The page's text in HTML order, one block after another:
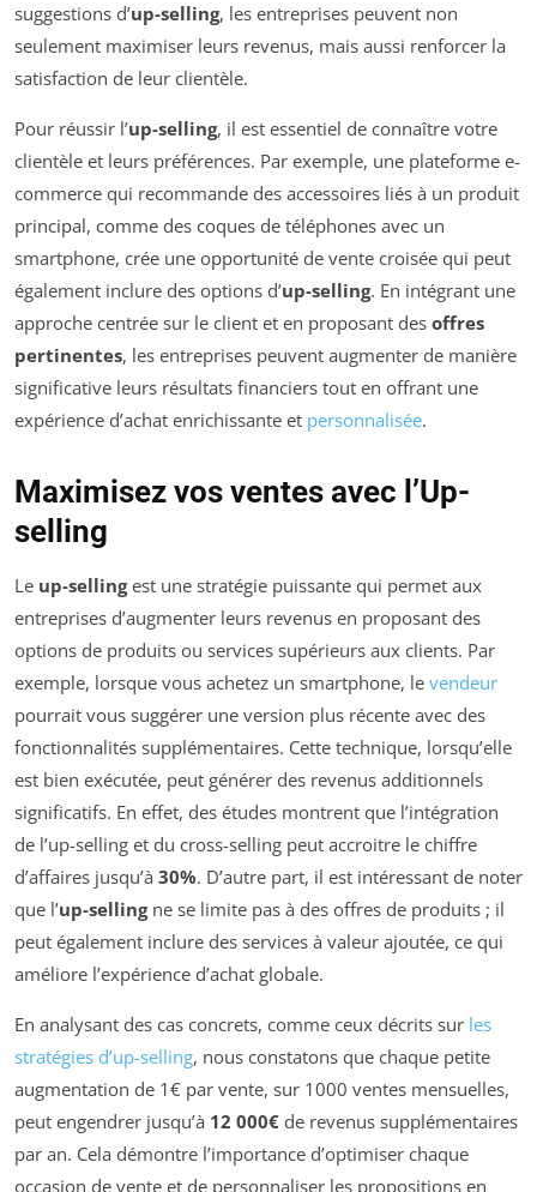
suggestions d’up-selling, les entreprises peuvent non
seulement maximiser leurs revenus, mais aussi renforcer la
satisfaction de leur clientèle.
Pour réussir l’up-selling, il est essentiel de connaître votre
clientèle et leurs préférences. Par exemple, une plateforme e-
commerce qui recommande des accessoires liés à un produit
principal, comme des coques de téléphones avec un
smartphone, crée une opportunité de vente croisée qui peut
également inclure des options d’up-selling. En intégrant une
approche centrée sur le client et en proposant des offres
pertinentes, les entreprises peuvent augmenter de manière
significative leurs résultats financiers tout en offrant une
expérience d’achat enrichissante et personnalisée.
Maximisez vos ventes avec l’Up-
selling
Le up-sellingest une stratégie puissante qui permet aux
entreprises d’augmenter leurs revenus en proposant des
options de produits ou services supérieurs aux clients. Par
exemple, lorsque vous achetez un smartphone, le vendeur
pourrait vous suggérer une version plus récente avec des
fonctionnalités supplémentaires. Cette technique, lorsqu’elle
est bien exécutée, peut générer des revenus additionnels
significatifs. En effet, des études montrent que l’intégration
de l’up-selling et du cross-selling peut accroitre le chiffre
d’affaires jusqu’à 30%. D’autre part, il est intéressant de noter
que l’up-sellingne se limite pas à des offres de produits ; il
peut également inclure des services à valeur ajoutée, ce qui
améliore l’expérience d’achat globale.
En analysant des cas concrets, comme ceux décrits sur les
stratégies d’up-selling, nous constatons que chaque petite
augmentation de 1€ par vente, sur 1000 ventes mensuelles,
peut engendrer jusqu’à 12 000€ de revenus supplémentaires
par an. Cela démontre l’importance d’optimiser chaque
occasion de vente et de personnaliser les propositions en